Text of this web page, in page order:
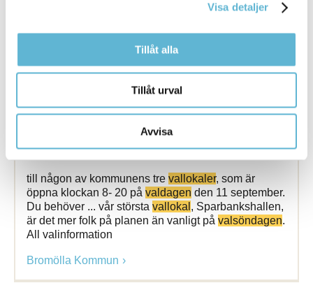
Visa detaljer
Tillåt alla
Tillåt urval
Avvisa
Vallokalernaär öppna
19 December 2023
Nyhet
till någon av kommunens tre vallokaler, som är
öppna klockan 8- 20 på valdagen den 11 september.
Du behöver ... vår största vallokal , Sparbankshallen,
är det mer folk på planen än vanligt på valsöndagen.
All valinformation
Bromölla Kommun